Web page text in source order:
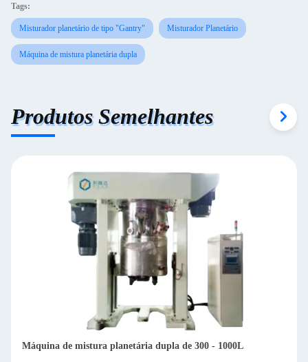
Tags:
Misturador planetário de tipo "Gantry" Misturador Planetário
Máquina de mistura planetária dupla
Produtos Semelhantes
de mistura planetária dupla de 300 - 1000L